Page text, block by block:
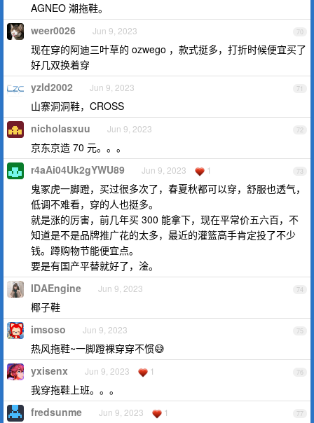
AGNEO 潮拖鞋。
70
weer0026 Jun 9, 2023
现在穿的阿迪三叶草的 ozwego ，款式挺多，打折时候便宜买了
好几双换着穿
71
yzld2002 Jun 9, 2023
山寨洞洞鞋，CROSS
72
nicholasxuu Jun 9, 2023
京东京造 70 元。。。
73
r4aAi04Uk2gYWU89 Jun 9, 2023 1
鬼冢虎一脚蹬，买过很多次了，春夏秋都可以穿，舒服也透气，
低调不难看，穿的人也挺多。
就是涨的厉害，前几年买 300 能拿下，现在平常价五六百，不
知道是不是品牌推广花的太多，最近的灌篮高手肯定投了不少
钱。蹲购物节能便宜点。
要是有国产平替就好了，淦。
74
IDAEngine Jun 9, 2023
椰子鞋
75
imsoso Jun 9, 2023
热风拖鞋~一脚蹬裸穿穿不惯😅
76
yxisenx Jun 9, 2023 1
我穿拖鞋上班。。。
77
fredsunme Jun 9, 2023 1